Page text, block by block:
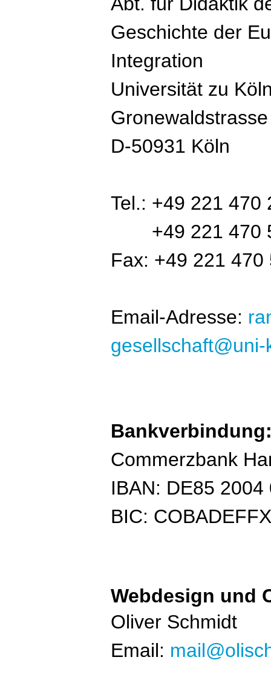
Geschichte der
Integration
Universität zu
D-50931 Köln
Tel.: +49 221 470
+49 221 470
Fax: +49 221 470
Email-Adresse:
Commerzbank
IBAN: DE85
BIC:
Webdesign und
Oliver Schmidt
Email: